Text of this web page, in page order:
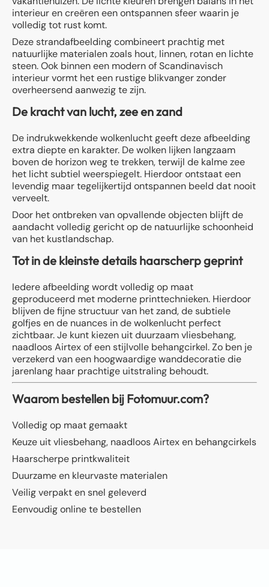
interieur en creëren een ontspannen sfeer waarin je
volledig tot rust komt.
Deze strandafbeelding combineert prachtig met
natuurlijke materialen zoals hout, linnen, rotan en lichte
steen. Ook binnen een modern of Scandinavisch
interieur vormt het een rustige blikvanger zonder
overheersend aanwezig te zijn.
De kracht van lucht, zee en zand
De indrukwekkende wolkenlucht geeft deze afbeelding
extra diepte en karakter. De wolken lijken langzaam
boven de horizon weg te trekken, terwijl de kalme zee
het licht subtiel weerspiegelt. Hierdoor ontstaat een
levendig maar tegelijkertijd ontspannen beeld dat nooit
verveelt.
Door het ontbreken van opvallende objecten blijft de
aandacht volledig gericht op de natuurlijke schoonheid
van het kustlandschap.
Tot in de kleinste details haarscherp geprint
Iedere afbeelding wordt volledig op maat
geproduceerd met moderne printtechnieken. Hierdoor
blijven de fijne structuur van het zand, de subtiele
golfjes en de nuances in de wolkenlucht perfect
zichtbaar. Je kunt kiezen uit duurzaam vliesbehang,
naadloos Airtex of een stijlvolle behangcirkel. Zo ben je
verzekerd van een hoogwaardige wanddecoratie die
jarenlang haar prachtige uitstraling behoudt.
Waarom bestellen bij Fotomuur.com?
Volledig op maat gemaakt
Keuze uit vliesbehang, naadloos Airtex en behangcirkels
Haarscherpe printkwaliteit
Duurzame en kleurvaste materialen
Veilig verpakt en snel geleverd
Eenvoudig online te bestellen